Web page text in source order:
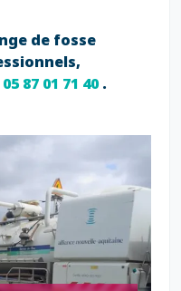
de fosse
05 87 01 71 40.